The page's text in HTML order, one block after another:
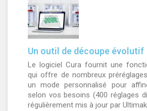
Un outil de découpe évolutif
Le logiciel Cura fournit une
qui offre de nombreux
un mode personnalisé pour
selon vos besoins (400 réglages
régulièrement mis à jour par